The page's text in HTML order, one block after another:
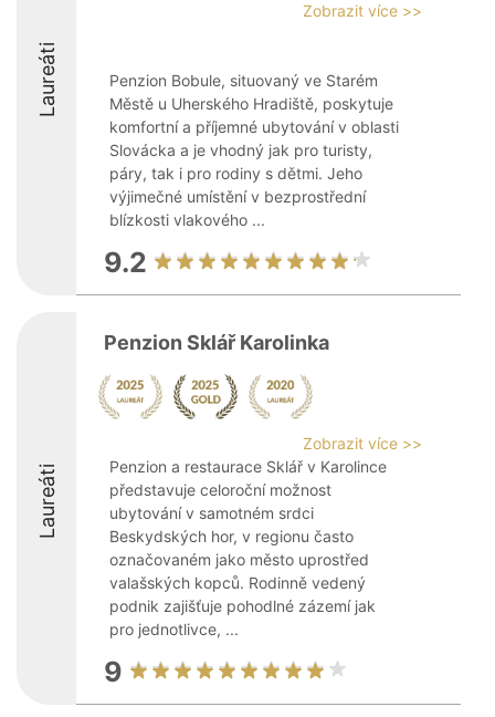
Laureáti
Zobrazit více >>
Penzion Bobule, situovaný ve Starém
Městě u Uherského Hradiště, poskytuje
komfortní a příjemné ubytování v oblasti
Slovácka a je vhodný jak pro turisty,
páry, tak i pro rodiny s dětmi. Jeho
výjimečné umístění v bezprostřední
blízkosti vlakového ...
9.2
Laureáti
Penzion Sklář Karolinka
Zobrazit více >>
Penzion a restaurace Sklář v Karolince
představuje celoroční možnost
ubytování v samotném srdci
Beskydských hor, v regionu často
označovaném jako město uprostřed
valašských kopců. Rodinně vedený
podnik zajišťuje pohodlné zázemí jak
pro jednotlivce, ...
9